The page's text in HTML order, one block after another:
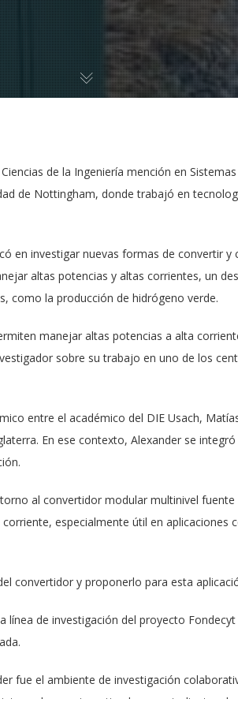
de la Ingeniería mención en
de Nottingham, donde trabajó en
en investigar nuevas formas de convertir
altas potencias y altas corrientes, un
como la producción de hidrógeno verde.
manejar altas potencias a alta
sobre su trabajo en uno de los
entre el académico del DIE Usach,
En ese contexto, Alexander se
al convertidor modular multinivel
especialmente útil en
convertidor y proponerlo para esta
línea de investigación del proyecto
fue el ambiente de investigación
por investigadores, estudiantes